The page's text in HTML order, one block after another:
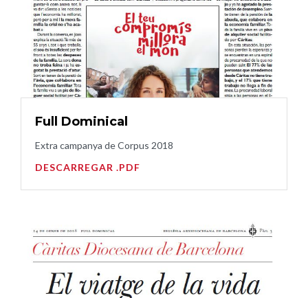
Full Dominical
Extra campanya de Corpus 2018
DESCARREGAR .PDF